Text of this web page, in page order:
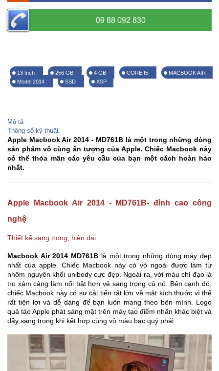
09 88 092 830
13 Inch 256 GB 4 GB CORE I5
MACBOOK AIR
Model 2014
SSD XSP
Mô tả
​Thông số kỹ thuật
Apple Macbook Air 2014 - MD761B là một trong những dòng
sản phẩm vô cùng ấn tượng của Apple. Chiếc Macbook này
có thể thỏa mãn các yêu cầu của bạn một cách hoàn hảo
nhất.
Apple Macbook Air 2014 - MD761B- đỉnh cao công
nghệ
Thiết kế sang trọng, hiện đại
Macbook Air 2014 MD761B là một trong những dòng máy đẹp
nhất của apple. Chiếc Macbook này có vỏ ngoài được làm từ
nhôm nguyên khối unibody cực đẹp. Ngoài ra, với màu chỉ đạo là
tro xám càng làm nổi bật hơn vẻ sang trọng củ nó. Bên cạnh đó,
chiếc Macbook này có sự cải tiến rất lớn về mặt kích thước vì thế
rất tiện lợi và dễ dàng để bạn luôn mang theo bên mình. Logo
quả táo Apple phát sáng mặt trên máy tạo điểm nhấn khác biệt và
đầy sang trọng khi kết hợp cùng vỏ màu bạc quý phái.